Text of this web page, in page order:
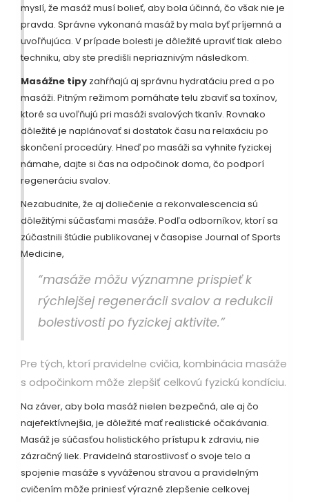
myslí, že masáž musí bolieť, aby bola účinná, čo však nie je
pravda. Správne vykonaná masáž by mala byť príjemná a
uvoľňujúca. V prípade bolesti je dôležité upraviť tlak alebo
techniku, aby ste predišli nepriaznivým následkom.
Masážne tipy zahŕňajú aj správnu hydratáciu pred a po
masáži. Pitným režimom pomáhate telu zbaviť sa toxínov,
ktoré sa uvoľňujú pri masáži svalových tkanív. Rovnako
dôležité je naplánovať si dostatok času na relaxáciu po
skončení procedúry. Hneď po masáži sa vyhnite fyzickej
námahe, dajte si čas na odpočinok doma, čo podporí
regeneráciu svalov.
Nezabudnite, že aj doliečenie a rekonvalescencia sú
dôležitými súčasťami masáže. Podľa odborníkov, ktorí sa
zúčastnili štúdie publikovanej v časopise Journal of Sports
Medicine,
“masáže môžu významne prispieť k
rýchlejšej regenerácii svalov a redukcii
bolestivosti po fyzickej aktivite.”
Pre tých, ktorí pravidelne cvičia, kombinácia masáže
s odpočinkom môže zlepšiť celkovú fyzickú kondíciu.
Na záver, aby bola masáž nielen bezpečná, ale aj čo
najefektívnejšia, je dôležité mať realistické očakávania.
Masáž je súčasťou holistického prístupu k zdraviu, nie
zázračný liek. Pravidelná starostlivosť o svoje telo a
spojenie masáže s vyváženou stravou a pravidelným
cvičením môže priniesť výrazné zlepšenie celkovej